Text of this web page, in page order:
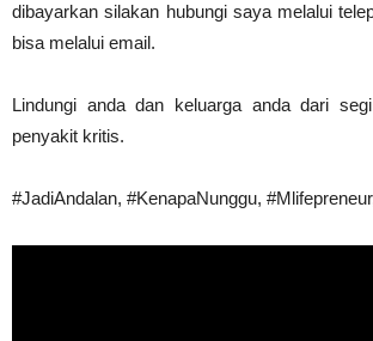
dibayarkan silakan hubungi saya melalui
bisa melalui email.
Lindungi anda dan keluarga anda dari
penyakit kritis.
#JadiAndalan, #KenapaNunggu,